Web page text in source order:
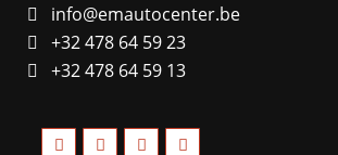
info@emautocenter.be
+32 478 64 59 23
+32 478 64 59 13